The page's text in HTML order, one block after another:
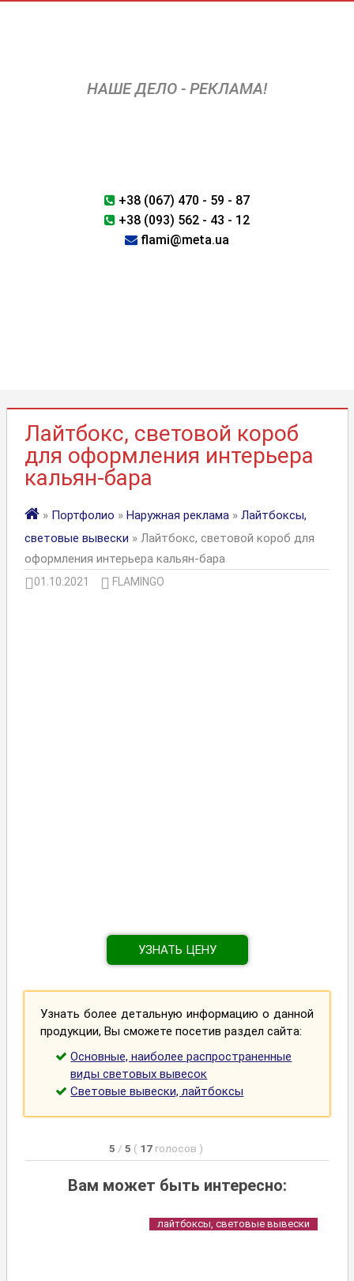
НАШЕ ДЕЛО - РЕКЛАМА!
+38 (067) 470 - 59 - 87
+38 (093) 562 - 43 - 12
flami@meta.ua
Лайтбокс, световой короб
для оформления интерьера
кальян-бара
» Портфолио » Наружная реклама » Лайтбоксы,
световые вывески » Лайтбокс, световой короб для
оформления интерьера кальян-бара
01.10.2021 FLAMINGO
УЗНАТЬ ЦЕНУ
Узнать более детальную информацию о данной
продукции, Вы сможете посетив раздел сайта:
Основные, наиболее распространенные
виды световых вывесок
Световые вывески, лайтбоксы
5 / 5 ( 17 голосов )
Вам может быть интересно:
лайтбоксы, световые вывески